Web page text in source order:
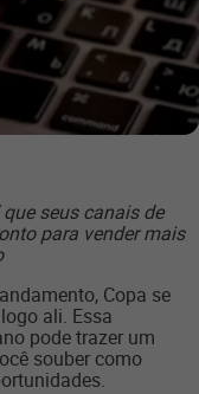
seus canais de
para vender mais
Copa se
ali. Essa
pode trazer um
souber como